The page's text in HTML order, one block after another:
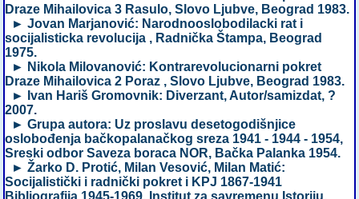
Draze Mihailovica 3 Rasulo, Slovo Ljubve, Beograd 1983.
► Jovan Marjanović: Narodnooslobodilacki rat i
socijalisticka revolucija , Radnička Štampa, Beograd
1975.
► Nikola Milovanović: Kontrarevolucionarni pokret
Draze Mihailovica 2 Poraz , Slovo Ljubve, Beograd 1983.
► Ivan Hariš Gromovnik: Diverzant, Autor/samizdat, ?
2007.
► Grupa autora: Uz proslavu desetogodišnjice
oslobođenja bačkopalanačkog sreza 1941 - 1944 - 1954,
Sreski odbor Saveza boraca NOR, Bačka Palanka 1954.
► Žarko D. Protić, Milan Vesović, Milan Matić:
Socijalistički i radnički pokret i KPJ 1867-1941